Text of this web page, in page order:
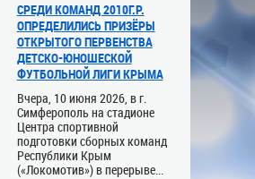
СРЕДИ КОМАНД 2010Г.Р.
ОПРЕДЕЛИЛИСЬ ПРИЗЁРЫ
ОТКРЫТОГО ПЕРВЕНСТВА
ДЕТСКО-ЮНОШЕСКОЙ
ФУТБОЛЬНОЙ ЛИГИ КРЫМА
Вчера, 10 июня 2026, в г.
Симферополь на стадионе
Центра спортивной
подготовки сборных команд
Республики Крым
(«Локомотив») в перерыве...